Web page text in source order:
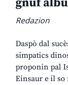
gnûf
Redazion
Daspò dal
simpatics
proponin pal
Einsaur e il so